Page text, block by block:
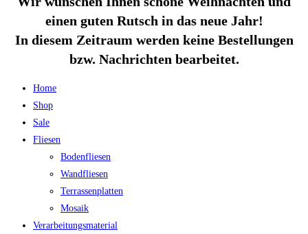
einen guten Rutsch in das neue Jahr!
In diesem Zeitraum werden keine Bestellungen
bzw. Nachrichten bearbeitet.
Home
Shop
Sale
Fliesen
Bodenfliesen
Wandfliesen
Terrassenplatten
Mosaik
Verarbeitungsmaterial